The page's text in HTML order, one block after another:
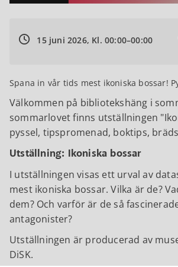
15 juni 2026, Kl. 00:00–00:00
Spana in vår tids mest ikoniska bossar!
Välkommen på bibliotekshäng i
sommarlovet finns utställningen
pyssel, tipspromenad, boktips,
Utställning: Ikoniska bossar
I utställningen visas ett urval av
mest ikoniska bossar. Vilka är de?
dem? Och varför är de så
antagonister?
Utställningen är producerad av
DiSK.